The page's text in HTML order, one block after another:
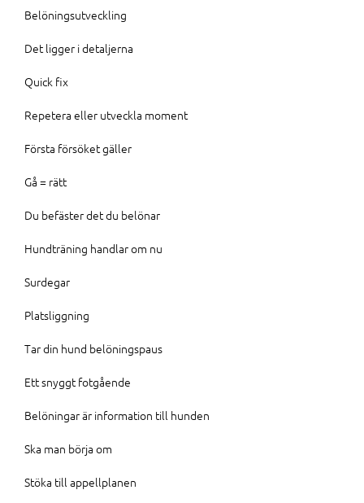
Belöningsutveckling
Det ligger i detaljerna
Quick fix
Repetera eller utveckla moment
Första försöket gäller
Gå = rätt
Du befäster det du belönar
Hundträning handlar om nu
Surdegar
Platsliggning
Tar din hund belöningspaus
Ett snyggt fotgående
Belöningar är information till hunden
Ska man börja om
Stöka till appellplanen